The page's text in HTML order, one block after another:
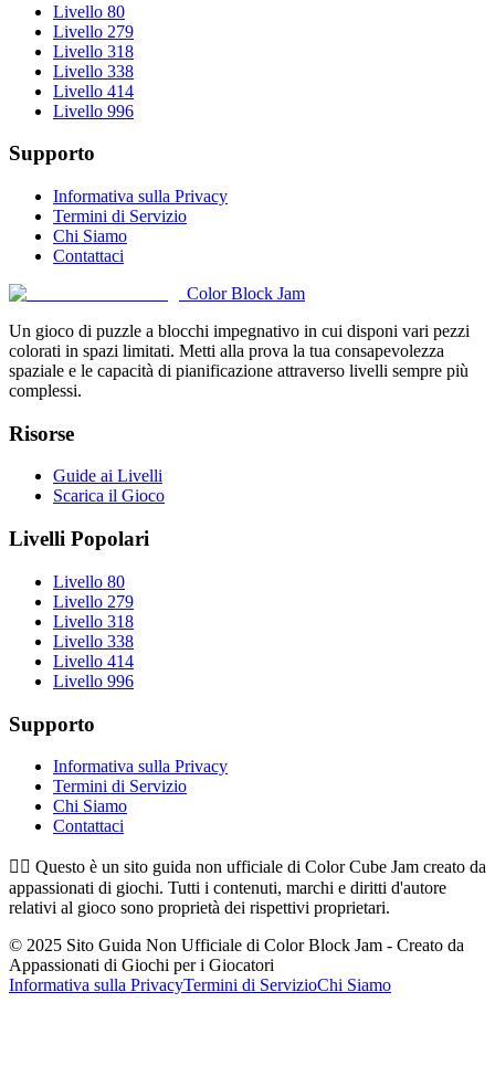
Livello 80
Livello 279
Livello 318
Livello 338
Livello 414
Livello 996
Supporto
Informativa sulla Privacy
Termini di Servizio
Chi Siamo
Contattaci
Color Block Jam
Un gioco di puzzle a blocchi impegnativo in cui disponi vari pezzi
colorati in spazi limitati. Metti alla prova la tua consapevolezza
spaziale e le capacità di pianificazione attraverso livelli sempre più
complessi.
Risorse
Guide ai Livelli
Scarica il Gioco
Livelli Popolari
Livello 80
Livello 279
Livello 318
Livello 338
Livello 414
Livello 996
Supporto
Informativa sulla Privacy
Termini di Servizio
Chi Siamo
Contattaci
👉🏻 Questo è un sito guida non ufficiale di Color Cube Jam creato da
appassionati di giochi. Tutti i contenuti, marchi e diritti d'autore
relativi al gioco sono proprietà dei rispettivi proprietari.
© 2025 Sito Guida Non Ufficiale di Color Block Jam - Creato da
Appassionati di Giochi per i Giocatori
Informativa sulla PrivacyTermini di ServizioChi Siamo